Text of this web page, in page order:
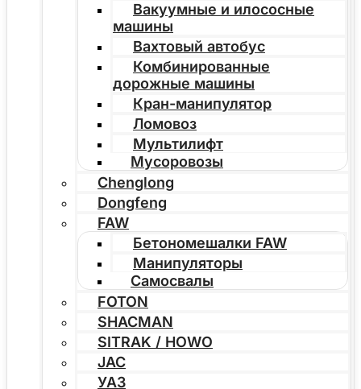
Вакуумные и илососные
машины
Вахтовый автобус
Комбинированные
дорожные машины
Кран-манипулятор
Ломовоз
Мультилифт
Мусоровозы
Chenglong
Dongfeng
FAW
Бетономешалки FAW
Манипуляторы
Самосвалы
FOTON
SHACMAN
SITRAK / HOWO
JAC
УАЗ